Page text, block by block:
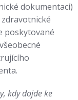
dokumentaci)
poskytované
kdy dojde ke